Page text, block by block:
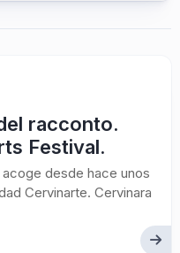
racconto.
Festival.
acoge desde hace unos
Cervinarte. Cervinara